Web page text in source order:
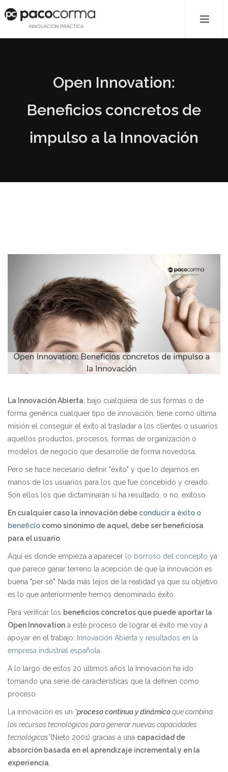
Open Innovation:
Beneficios concretos de
impulso a la Innovación
La Innovación Abierta , bajo cualquiera de sus formas o de
forma genérica cualquier tipo de innovación, tiene como última
misión el conseguir el éxito al trasladar a los clientes o usuarios
aquellos productos, procesos, formas de organización o
modelos de negocio que desarrolle de forma novedosa.
Pero se hace necesario definir "éxito" y que lo dejamos en
manos de los usuarios para los que fue concebido y creado.
Son ellos los que dictaminarán si ha resultado, o no, exitoso.
En cualquier caso la innovación debe conducir a éxito o
beneficio como sinónimo de aquel, debe ser beneficiosa
para el usuario
Aquí es donde empieza a aparecer lo borroso del concepto ya
que parece ganar terreno la acepción de que la innovación es
buena "per sé". Nada más lejos de la realidad ya que su objetivo
es lo que anteriormente hemos denominado éxito.
Para verificar los beneficios concretos que puede aportar la
Open Innovation a este proceso de lograr el éxito me voy a
apoyar en el trabajo: Innovación Abierta y resultados en la
empresa industrial española.
A lo largo de estos 20 últimos años la Innovación ha ido
tomando una serie de características que la definen como
proceso.
La innovación es un “proceso continuo y dinámicoque combina
los recursos tecnológicos para generar nuevas capacidades
tecnológicas”(Nieto 2001) gracias a una capacidad de
absorción basada en el aprendizaje incremental y en la
experiencia